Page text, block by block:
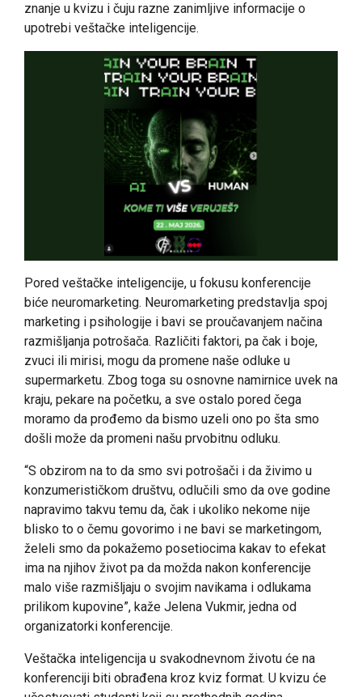
znanje u kvizu i čuju razne zanimljive informacije o
upotrebi veštačke inteligencije.
Pored veštačke inteligencije, u fokusu konferencije
biće neuromarketing. Neuromarketing predstavlja spoj
marketing i psihologije i bavi se proučavanjem načina
razmišljanja potrošača. Različiti faktori, pa čak i boje,
zvuci ili mirisi, mogu da promene naše odluke u
supermarketu. Zbog toga su osnovne namirnice uvek na
kraju, pekare na početku, a sve ostalo pored čega
moramo da prođemo da bismo uzeli ono po šta smo
došli može da promeni našu prvobitnu odluku.
“S obzirom na to da smo svi potrošači i da živimo u
konzumerističkom društvu, odlučili smo da ove godine
napravimo takvu temu da, čak i ukoliko nekome nije
blisko to o čemu govorimo i ne bavi se marketingom,
želeli smo da pokažemo posetiocima kakav to efekat
ima na njihov život pa da možda nakon konferencije
malo više razmišljaju o svojim navikama i odlukama
prilikom kupovine”, kaže Jelena Vukmir, jedna od
organizatorki konferencije.
Veštačka inteligencija u svakodnevnom životu će na
konferenciji biti obrađena kroz kviz format. U kvizu će